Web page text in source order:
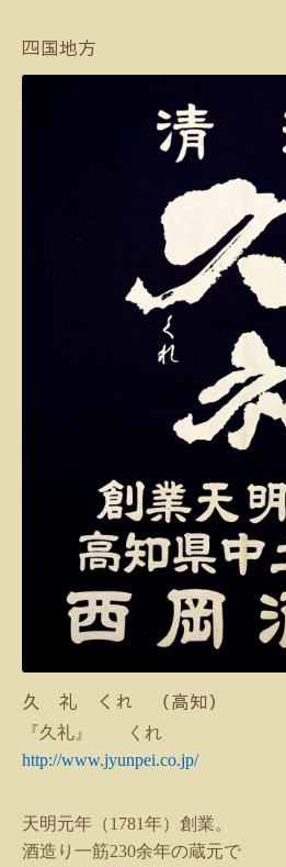
四国地方
久 礼 くれ （高知）
『久礼』 くれ
http://www.jyunpei.co.jp/
天明元年（1781年）創業。
酒造り一筋230余年の蔵元で